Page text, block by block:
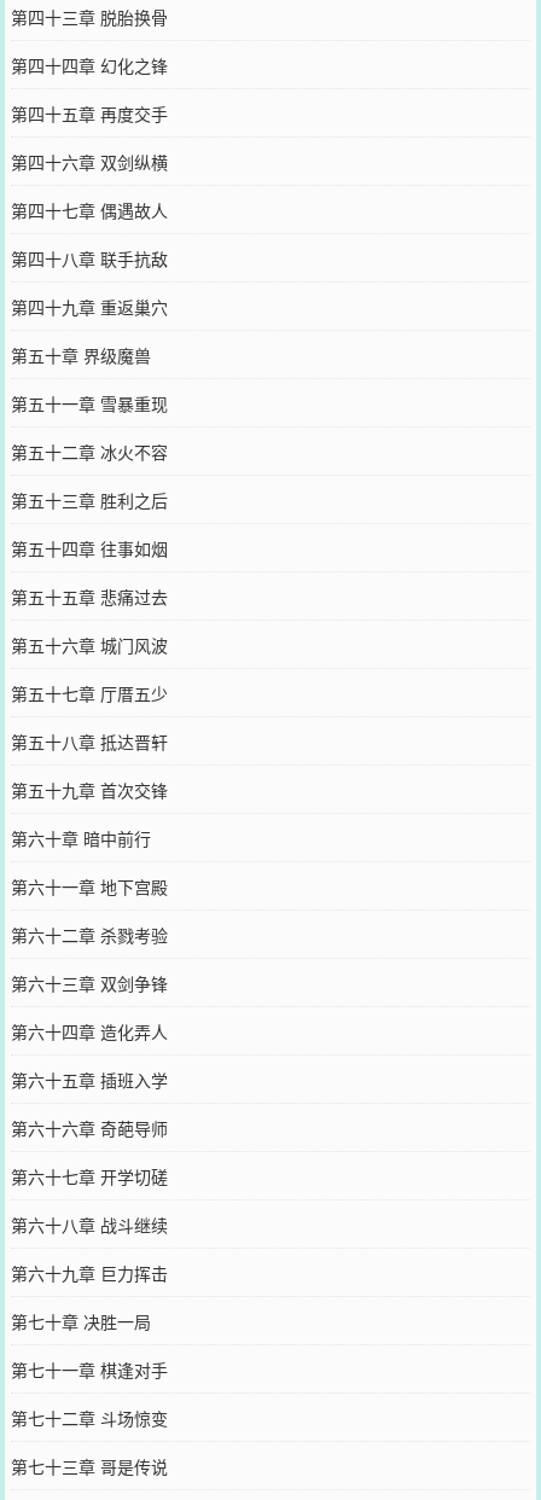
第四十三章 脱胎换骨
第四十四章 幻化之锋
第四十五章 再度交手
第四十六章 双剑纵横
第四十七章 偶遇故人
第四十八章 联手抗敌
第四十九章 重返巢穴
第五十章 界级魔兽
第五十一章 雪暴重现
第五十二章 冰火不容
第五十三章 胜利之后
第五十四章 往事如烟
第五十五章 悲痛过去
第五十六章 城门风波
第五十七章 厅厝五少
第五十八章 抵达晋轩
第五十九章 首次交锋
第六十章 暗中前行
第六十一章 地下宫殿
第六十二章 杀戮考验
第六十三章 双剑争锋
第六十四章 造化弄人
第六十五章 插班入学
第六十六章 奇葩导师
第六十七章 开学切磋
第六十八章 战斗继续
第六十九章 巨力挥击
第七十章 决胜一局
第七十一章 棋逢对手
第七十二章 斗场惊变
第七十三章 哥是传说